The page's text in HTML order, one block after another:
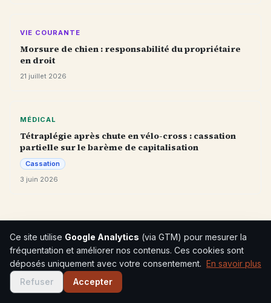
VIE COURANTE
Morsure de chien : responsabilité du propriétaire
en droit
21 juillet 2026
MÉDICAL
Tétraplégie après chute en vélo-cross : cassation
partielle sur le barème de capitalisation
Cassation
3 juin 2026
Un mot vous échappe ?Consolidation, DFP,
tierce personne, expertise contradictoire…
Retrouvez tout le vocabulaire dans lelexique du
dommage corporel
Ce site utilise Google Analytics (via GTM) pour mesurer la
fréquentation et améliorer nos contenus. Ces cookies sont
déposés uniquement avec votre consentement. En savoir plus
Refuser
Accepter